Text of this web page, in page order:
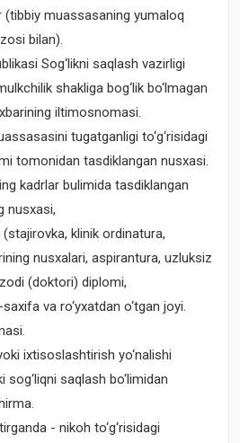
muassasaning yumaloq
bilan).
Sog‘likni saqlash vazirligi
shakliga bog‘lik bo‘lmagan
iltimosnomasi.
tugatganligi to‘g‘risidagi
tomonidan tasdiklangan nusxasi.
kadrlar bulimida tasdiklangan
nusxasi,
klinik ordinatura,
nusxalari, aspirantura, uzluksiz
(doktori) diplomi,
va ro‘yxatdan o‘tgan joyi.
ixtisoslashtirish yo‘nalishi
sog‘liqni saqlash bo‘limidan
- nikoh to‘g‘risidagi